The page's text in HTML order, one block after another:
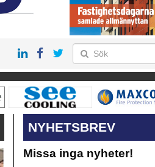
NYHETSBREV
Missa inga nyheter!